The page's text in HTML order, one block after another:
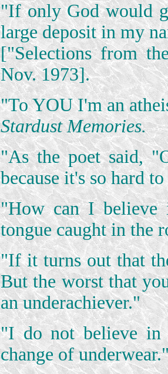
"If only God would
large deposit in my
["Selections from
Nov. 1973].
"To YOU I'm an
Stardust Memories.
"As the poet said,
because it's so hard
"How can I believe
tongue caught in the
"If it turns out that
But the worst that
an underachiever."
"I do not believe in
change of